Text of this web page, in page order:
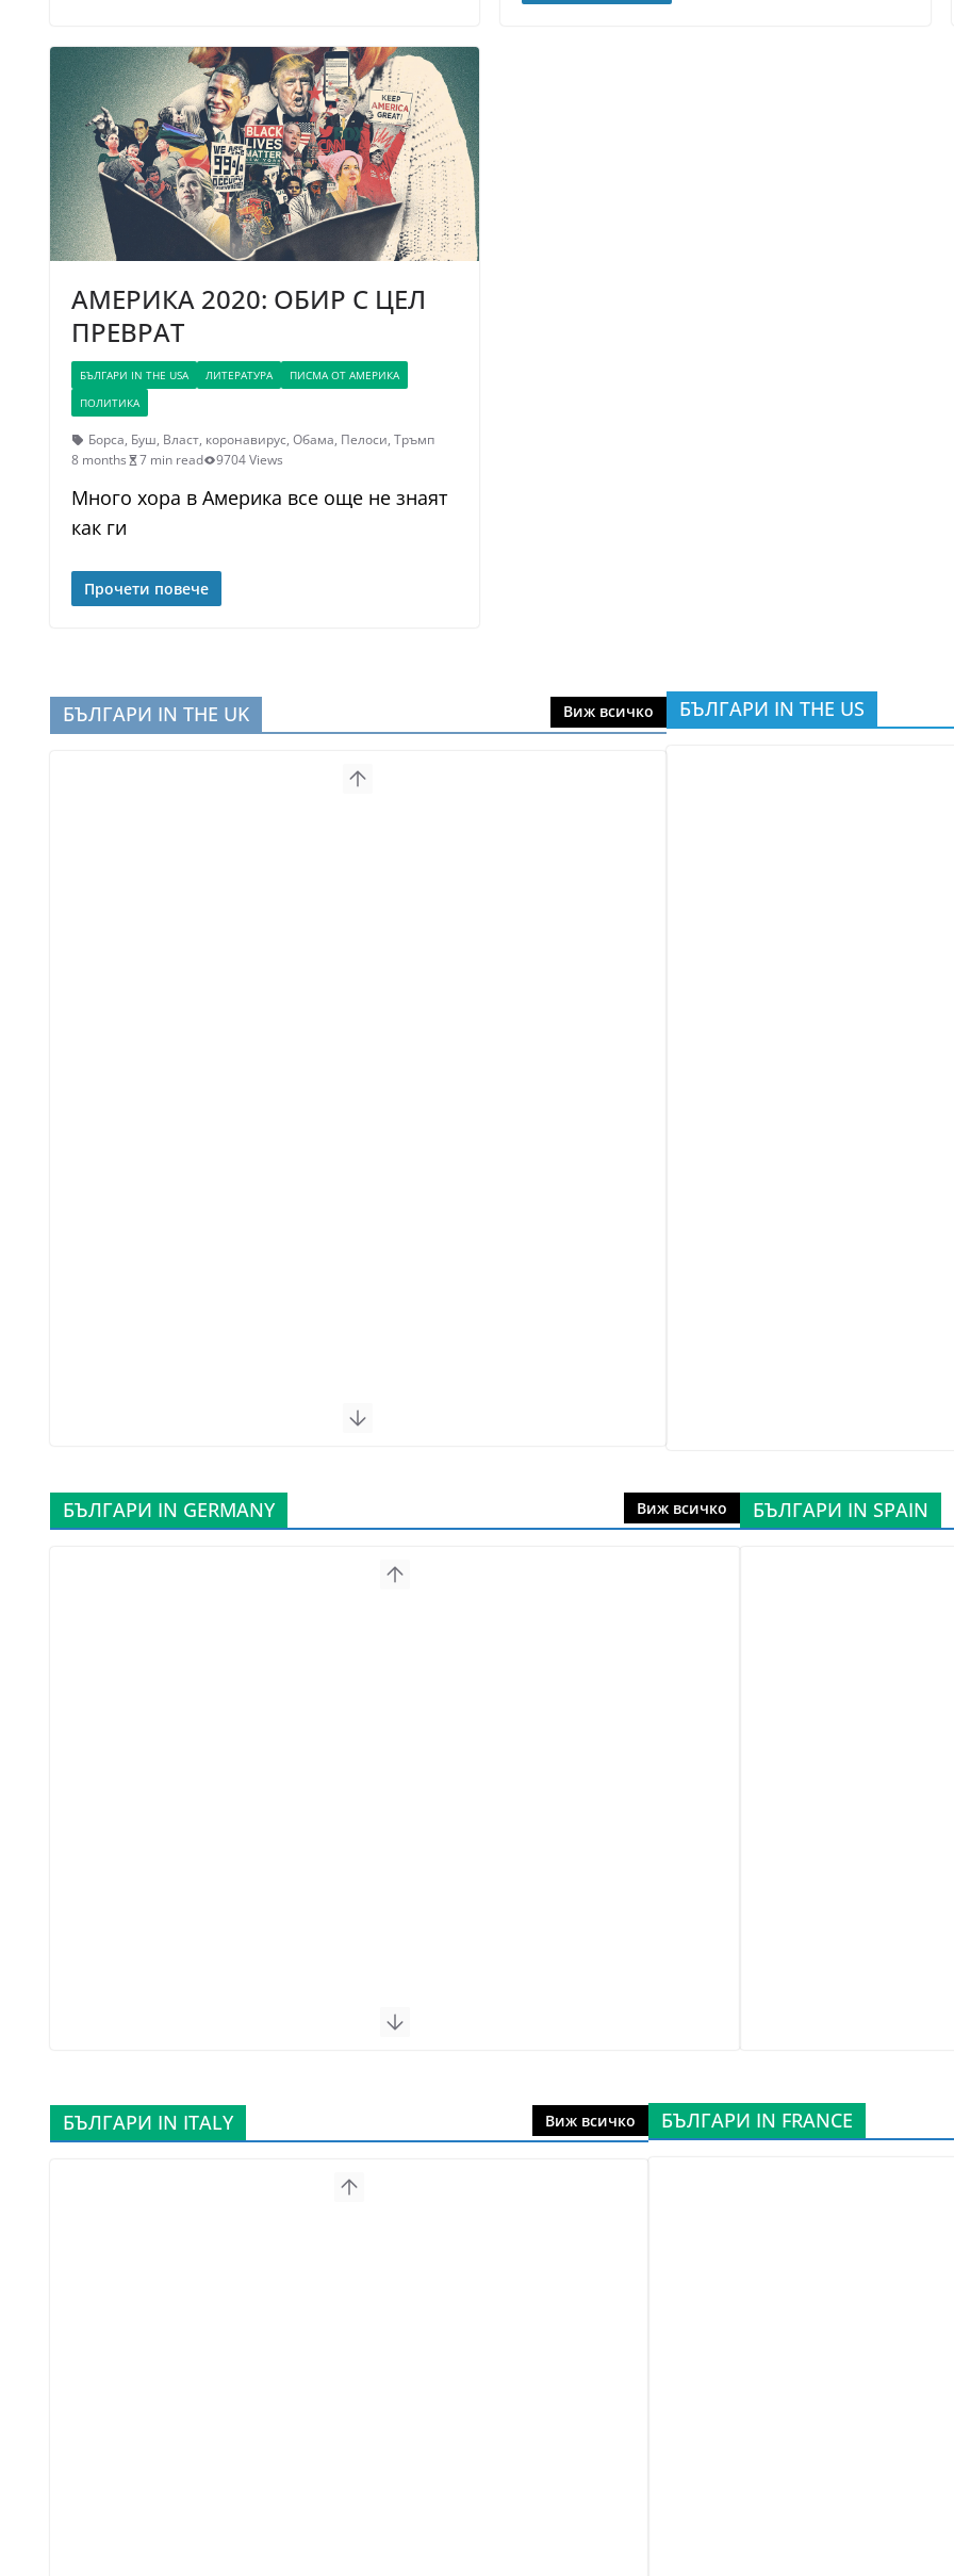
АМЕРИКА 2020: ОБИР С ЦЕЛ
ПРЕВРАТ
БЪЛГАРИ IN THE USA ЛИТЕРАТУРА
ПИСМА ОТ АМЕРИКА
ПОЛИТИКА
Борса, Буш, Власт, коронавирус, Обама, Пелоси, Тръмп
8 months
7 min read 9704 Views
Много хора в Америка все още не знаят
как ги
Прочети повече
БЪЛГАРИ IN THE UK Виж всичко БЪЛГАРИ IN THE US
БЪЛГАРИ IN GERMANY Виж всичко БЪЛГАРИ IN SPAIN
БЪЛГАРИ IN ITALY Виж всичко БЪЛГАРИ IN FRANCE